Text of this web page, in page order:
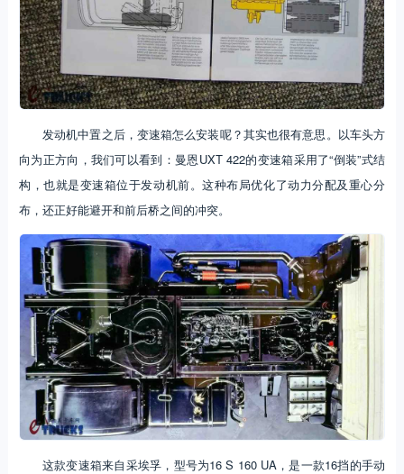
发动机中置之后，变速箱怎么安装呢？其实也很有意思。以车头方
向为正方向，我们可以看到：曼恩UXT 422的变速箱采用了“倒装”式结
构，也就是变速箱位于发动机前。这种布局优化了动力分配及重心分
布，还正好能避开和前后桥之间的冲突。
这款变速箱来自采埃孚，型号为16 S 160 UA，是一款16挡的手动